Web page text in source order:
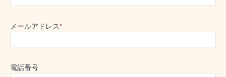
メールアドレス*
電話番号